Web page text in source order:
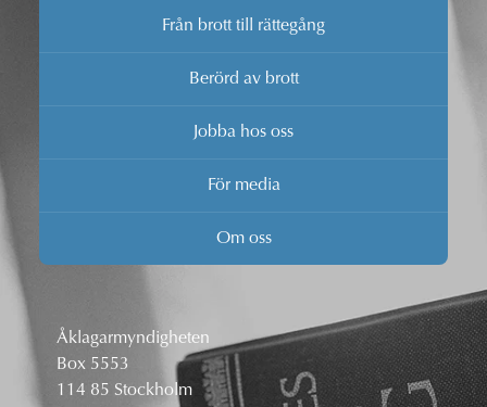
Från brott till rättegång
Berörd av brott
Jobba hos oss
För media
Om oss
Åklagarmyndigheten
Box 5553
114 85 Stockholm